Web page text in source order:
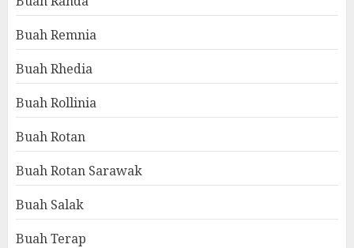
Buah Remnia
Buah Rhedia
Buah Rollinia
Buah Rotan
Buah Rotan Sarawak
Buah Salak
Buah Terap